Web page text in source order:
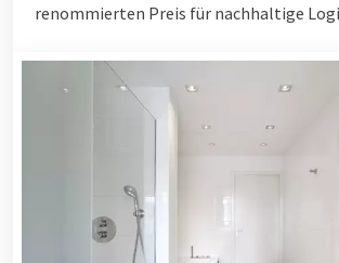
renommierten Preis für nachhaltige